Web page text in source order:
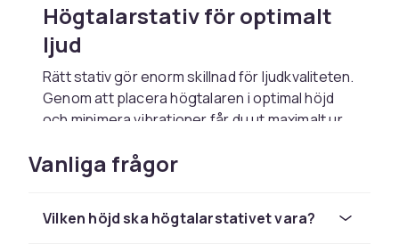
Högtalarstativ för optimalt
ljud
Rätt stativ gör enorm skillnad för ljudkvaliteten.
Genom att placera högtalaren i optimal höjd
och minimera vibrationer får du ut maximalt ur
och väggfästen i alla prisklasser.
Stabila metallstativ med fyllbar pelare ger den
Vanliga frågor
Vilken höjd ska högtalarstativet vara?